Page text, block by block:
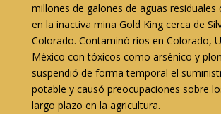
millones de galones de aguas residuales
en la inactiva mina Gold King cerca de
Colorado. Contaminó ríos en Colorado,
México con tóxicos como arsénico y
suspendió de forma temporal el
potable y causó preocupaciones sobre
largo plazo en la agricultura.